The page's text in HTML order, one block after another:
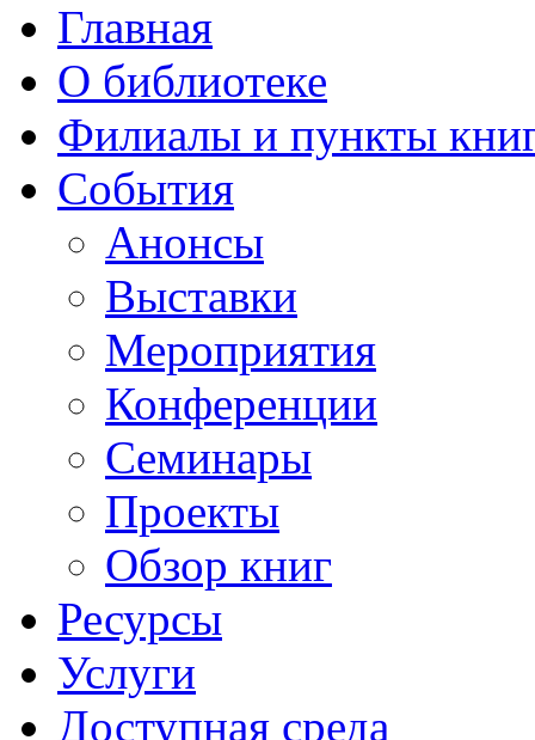
Главная
О библиотеке
Филиалы и пункты
События
Анонсы
Выставки
Мероприятия
Конференции
Семинары
Проекты
Обзор книг
Ресурсы
Услуги
Доступная среда